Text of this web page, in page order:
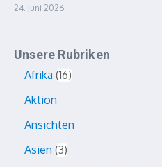
24. Juni 2026
Unsere Rubriken
Afrika 16
Aktion
Ansichten
Asien 3